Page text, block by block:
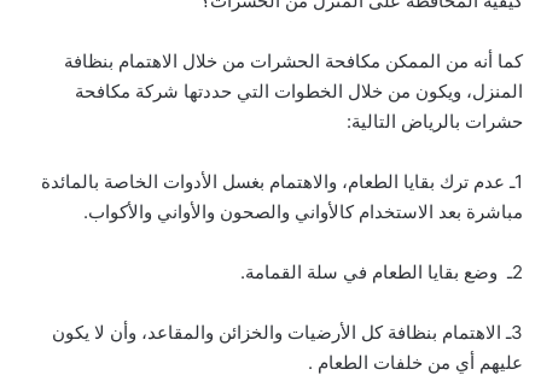
كما أنه من الممكن مكافحة الحشرات من خلال الاهتمام بنظافة
المنزل، ويكون من خلال الخطوات التي حددتها شركة مكافحة
حشرات بالرياض التالية:
1ـ عدم ترك بقايا الطعام، والاهتمام بغسل الأدوات الخاصة بالمائدة
مباشرة بعد الاستخدام كالأواني والصحون والأواني والأكواب.
2ـ وضع بقايا الطعام في سلة القمامة.
3ـ الاهتمام بنظافة كل الأرضيات والخزائن والمقاعد، وأن لا يكون
عليهم أي من خلفات الطعام .